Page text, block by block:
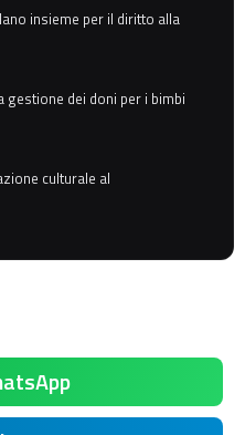
insieme per il diritto alla
gestione dei doni per i bimbi
culturale al